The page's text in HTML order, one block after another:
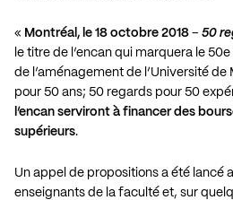
« Montréal, le 18 octobre 2018 – 50
le titre de l’encan qui marquera le
de l’aménagement de l’Université de
pour 50 ans; 50 regards pour 50
l’encan serviront à financer des
supérieurs.
Un appel de propositions a été lancé
enseignants de la faculté et, sur